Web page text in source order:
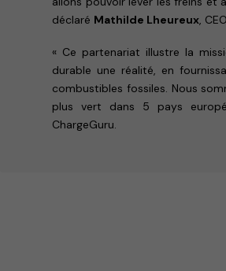
déclaré Mathilde Lheureux,
« Ce partenariat illustre la
durable une réalité, en
combustibles fossiles. Nous
plus vert dans 5 pays
ChargeGuru.